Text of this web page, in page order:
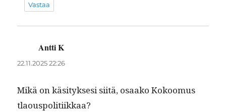
Vastaa
Antti Ksanoo:
22.11.2025 22:26
Mikä on käsi­tyk­sesi siitä, osaako Kokoomus
tlaouspolitiikkaa?